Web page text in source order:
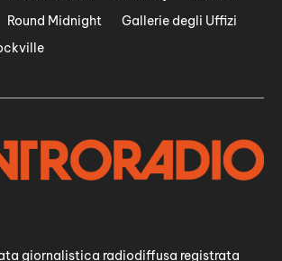
Round Midnight
Gallerie degli Uffizi
giornalistica radiodiffusa registrata